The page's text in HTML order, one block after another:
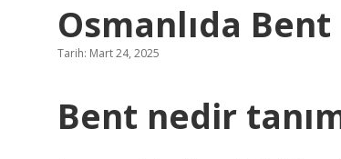
Osmanlıda
Tarih: Mart 24, 2025
Bent nedir